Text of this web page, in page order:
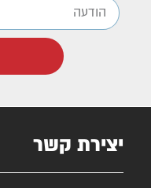
יצירת קשר